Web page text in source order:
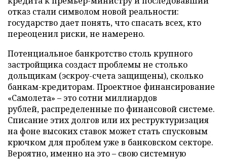
отказ стали символом новой реальности:
государство дает понять, что спасать всех, кто
переоценил риски, не намерено.
Потенциальное банкротство столь крупного
застройщика создаст проблемы не столько
дольщикам (эскроу-счета защищены), сколько
банкам-кредиторам. Проектное финансирование
«Самолета» – это сотни миллиардов
рублей, распределенные по финансовой системе.
Списание этих долгов или их реструктуризация
на фоне высоких ставок может стать спусковым
крючком для проблем уже в банковском секторе.
Вероятно, именно на это – свою системную